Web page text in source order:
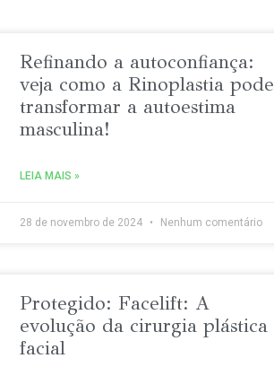
Refinando a autoconfiança:
veja como a Rinoplastia pode
transformar a autoestima
masculina!
LEIA MAIS »
28 de novembro de 2024 Nenhum comentário
Protegido: Facelift: A
evolução da cirurgia plástica
facial